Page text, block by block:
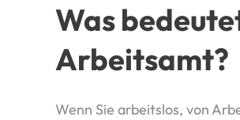
Was
Arbeitsamt?
Wenn Sie arbeitslos, von